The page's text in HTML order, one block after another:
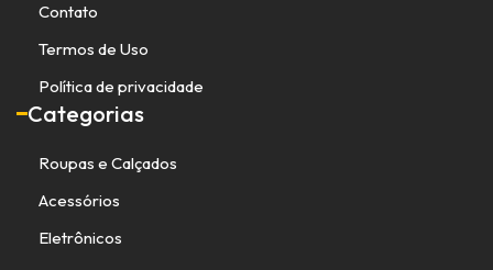
Contato
Termos de Uso
Política de privacidade
Categorias
Roupas e Calçados
Acessórios
Eletrônicos